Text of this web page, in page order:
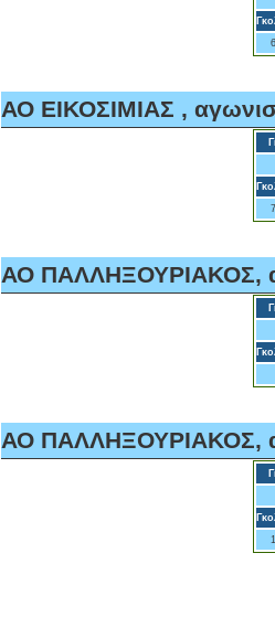
ΑΟ ΕΙΚΟΣΙΜΙΑΣ ,
ΑΟ ΠΑΛΛΗΞΟΥΡΙΑΚΟΣ,
ΑΟ ΠΑΛΛΗΞΟΥΡΙΑΚΟΣ,